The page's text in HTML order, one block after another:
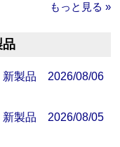
もっと見る »
新製品 2026/08/06
新製品 2026/08/05